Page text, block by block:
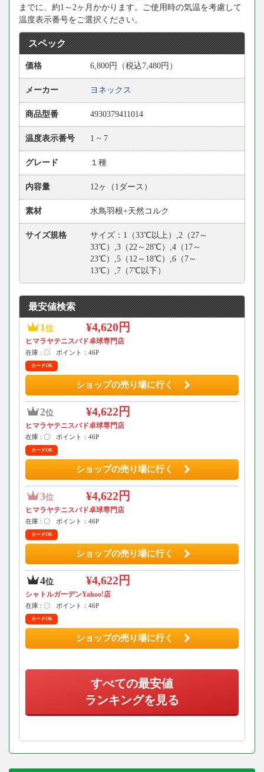
までに、約1～2ヶ月かかります。ご使用時の気温を考慮して
温度表示番号をご選択ください。
スペック
価格 6,800円（税込7,480円）
メーカー ヨネックス
商品型番 4930379411014
温度表示番号 1 ~ 7
グレード １種
内容量 12ヶ（1ダース）
素材 水鳥羽根+天然コルク
サイズ規格
サイズ：1（33℃以上）,2（27～
33℃）,3（22～28℃）,4（17～
23℃）,5（12～18℃）,6（7～
13℃）,7（7℃以下）
最安値検索
1 位 ¥4,620円
ヒマラヤテニスバド卓球専門店
在庫 : 〇 ポイント：46P
カードOK
ショップの売り場に行く
2位 ¥4,622円
ヒマラヤテニスバド卓球専門店
在庫 : 〇 ポイント：46P
カードOK
ショップの売り場に行く
3位 ¥4,622円
ヒマラヤテニスバド卓球専門店
在庫 : 〇 ポイント：46P
カードOK
ショップの売り場に行く
4位 ¥4,622円
シャトルガーデンYahoo!店
在庫 : 〇 ポイント：46P
カードOK
ショップの売り場に行く
すべての最安値
ランキングを見る